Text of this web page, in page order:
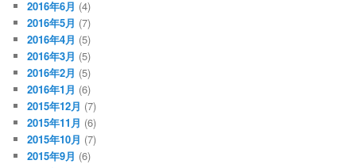
2016年6月 (4)
2016年5月 (7)
2016年4月 (5)
2016年3月 (5)
2016年2月 (5)
2016年1月 (6)
2015年12月 (7)
2015年11月 (6)
2015年10月 (7)
2015年9月 (6)